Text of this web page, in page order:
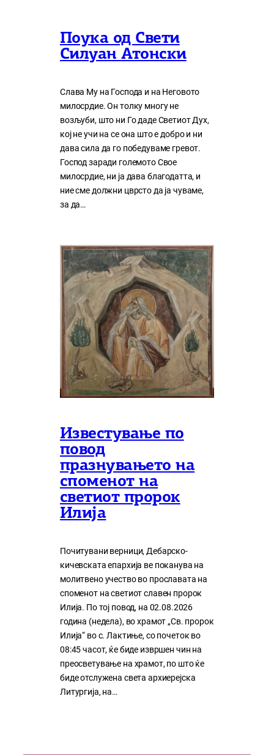
Поука од Свети
Силуан Атонски
Слава Му на Господа и на Неговото
милосрдие. Он толку многу нe
возљуби, што ни Го даде Светиот Дух,
кој нe учи на сe она што е добро и ни
дава сила да го победуваме гревот.
Господ заради големото Свое
милосрдие, ни ја дава благодатта, и
ние сме должни цврсто да ја чуваме,
за да…
Известување по
повод
празнувањето на
споменот на
светиот пророк
Илија
Почитувани верници, Дебарско-
кичевската епархија ве поканува на
молитвено учество во прославата на
споменот на светиот славен пророк
Илија. По тој повод, на 02.08.2026
година (недела), во храмот „Св. пророк
Илија“ во с. Лактиње, со почеток во
08:45 часот, ќе биде извршен чин на
преосветување на храмот, по што ќе
биде отслужена света архиерејска
Литургија, на…